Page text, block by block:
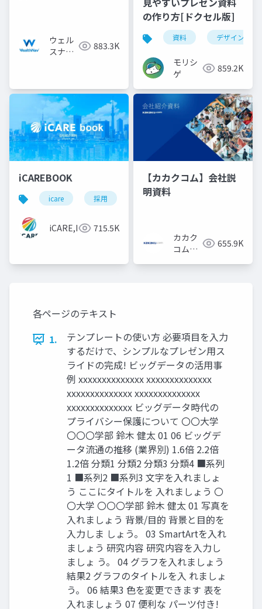
ウェル
スナビ
883.3K
の作り方[ドクセル版]
資料 デザイン
モリシ
ゲ
859.2K
iCAREBOOK
icare 採用 カルチャーデック
iCARE,Inc 715.5K
【カカクコム】会社説
明資料
カカク
コム採
655.9K
各ページのテキスト
1.
テンプレートの使い方 必要項目を入力
するだけで、シンプルなプレゼン用ス
ライドの完成! ビッグデータの活用事
例 xxxxxxxxxxxxxx xxxxxxxxxxxxxx
xxxxxxxxxxxxxx xxxxxxxxxxxxxx
xxxxxxxxxxxxxx ビッグデータ時代の
プライバシー保護について 〇〇大学
〇〇〇学部 鈴木 健太 01 06 ビッグデ
ータ流通の推移 (業界別) 1.6倍 2.2倍
1.2倍 分類1 分類2 分類3 分類4 ■系列
1 ■系列2 ■系列3 文字を入れましょ
う ここにタイトルを 入れましょう 〇
〇大学 〇〇〇学部 鈴木 健太 01 写真を
入れましょう 背景/目的 背景と目的を
入力しま しょう。 03 SmartArtを入れ
ましょう 研究内容 研究内容を入力し
ましょ う。 04 グラフを入れましょう
結果2 グラフのタイトルを入 れましょ
う。 06 結果3 色を変更できます 表を
入れましょう 07 便利な パーツ付き!